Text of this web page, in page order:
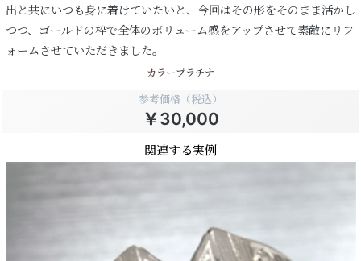
出と共にいつも身に着けていたいと、今回はその形をそのまま活かし
つつ、ゴールドの枠で全体のボリューム感をアップさせて素敵にリフ
ォームさせていただきました。
カラープラチナ
参考価格（税込）
￥30,000
関連する実例